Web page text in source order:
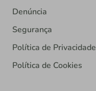
Denúncia
Segurança
Política de Privacidade
Política de Cookies